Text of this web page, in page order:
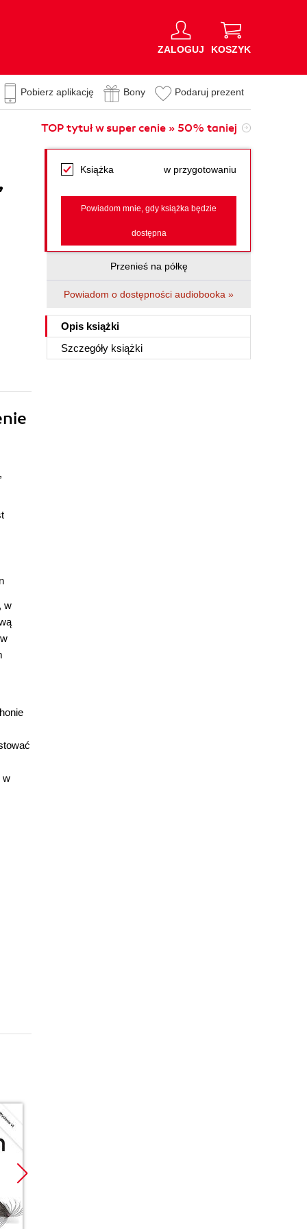
ZALOGUJ KOSZYK
Pobierz aplikację Bony Podaruj prezent
TOP tytuł w super cenie » 50% taniej
Książka w przygotowaniu
Powiadom mnie, gdy książka będzie
dostępna
Przenieś na półkę
Powiadom o dostępności audiobooka »
Opis książki
Szczegóły książki
w
w